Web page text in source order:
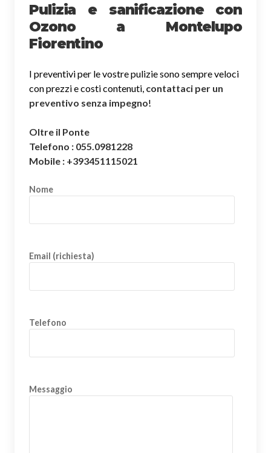
Pulizia e sanificazione con
Ozono a Montelupo
Fiorentino
I preventivi per le vostre pulizie sono sempre veloci
con prezzi e costi contenuti, contattaci per un
preventivo senza impegno!
Oltre il Ponte
Telefono : 055.0981228
Mobile : +393451115021
Nome
Email (richiesta)
Telefono
Messaggio